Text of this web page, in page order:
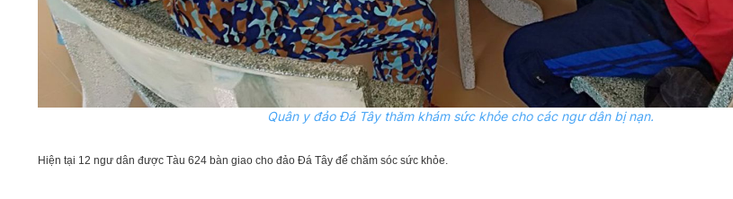
Quân y đảo Đá Tây thăm khám sức khỏe cho các ngư dân bị nạn.
Hiện tại 12 ngư dân được Tàu 624 bàn giao cho đảo Đá Tây để chăm sóc sức khỏe.